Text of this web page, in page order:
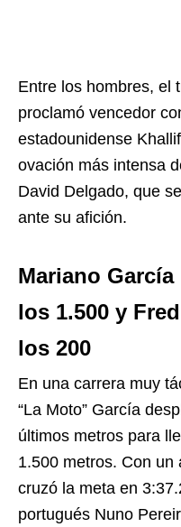
Entre los hombres, el
proclamó vencedor
estadounidense
ovación más intensa
David Delgado, que
ante su afición.
Mariano
los 1.500 y
los 200
En una carrera muy
“La Moto” García
últimos metros para
1.500 metros. Con un
cruzó la meta en
portugués Nuno